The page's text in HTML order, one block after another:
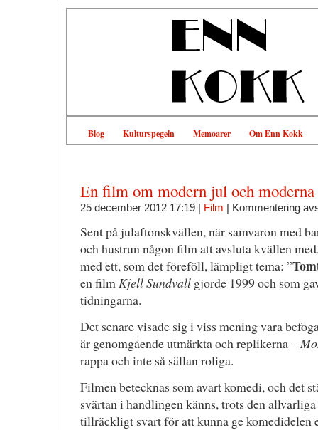
Blog Kulturspegeln Memoarer Om Enn Kokk
En film om modern jul och
25 december 2012 17:19 | Film | Kommentering
Sent på julaftonskvällen, när samvaron med
och hustrun någon film att avsluta kvällen
med ett, som det föreföll, lämpligt tema: ”
en filmKjell Sundvallgjorde 1999 och som
tidningarna.
Det senare visade sig i viss mening vara
är genomgående utmärkta och replikerna –
rappa och inte så sällan roliga.
Filmen betecknas som avart komedi, och det
svärtan i handlingen känns, trots den
tillräckligt svart för att kunna ge komedidelen